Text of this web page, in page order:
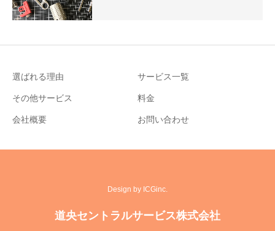
選ばれる理由 サービス一覧
その他サービス 料金
会社概要 お問い合わせ
Design by ICGinc.
道央セントラルサービス株式会社